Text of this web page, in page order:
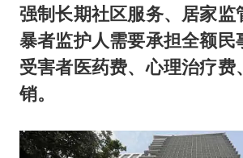
强制长期社区服务、居家监
暴者监护人需要承担全额民
受害者医药费、心理治疗费
销。